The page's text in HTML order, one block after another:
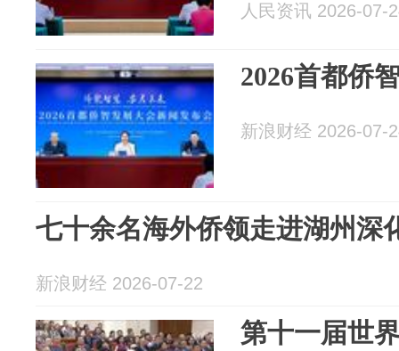
人民资讯 2026-07-
2026首都侨
新浪财经 2026-07-
七十余名海外侨领走进湖州深
新浪财经 2026-07-22
第十一届世